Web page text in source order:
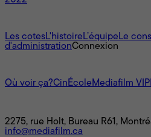
Les cotesL'histoireL’équipeLe
d'administrationConnexion
Où voir ça?CinÉcoleMediafilm VIP
2275, rue Holt, Bureau R61,
info@mediafilm.ca